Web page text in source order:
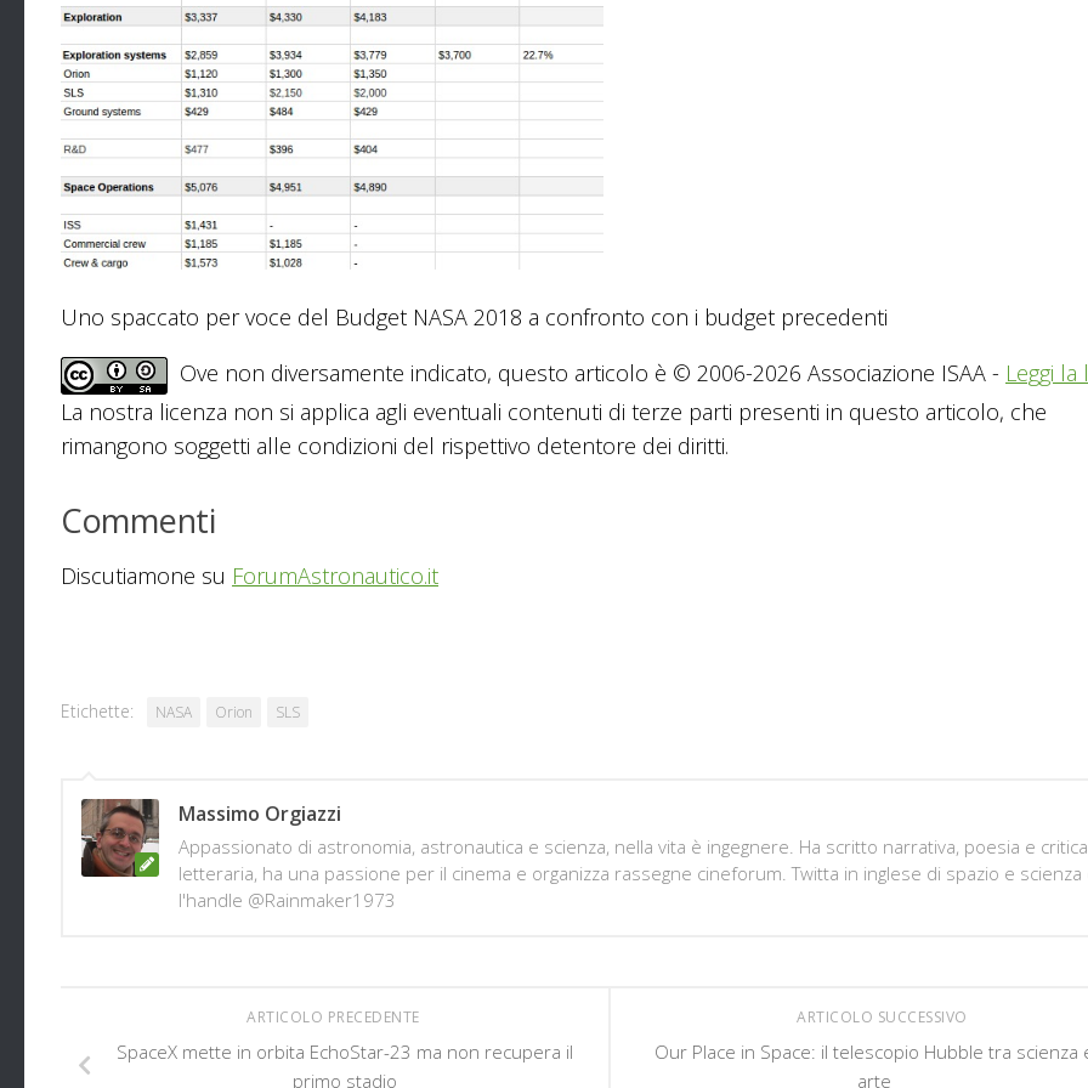
Uno spaccato per voce del Budget NASA 2018 a confronto con i budget precedenti
Ove non diversamente indicato, questo articolo è © 2006-2026 Associazione ISAA - Leggi la
La nostra licenza non si applica agli eventuali contenuti di terze parti presenti in questo articolo, che
rimangono soggetti alle condizioni del rispettivo detentore dei diritti.
Commenti
Discutiamone su ForumAstronautico.it
Etichette: NASA Orion SLS
Massimo Orgiazzi
Appassionato di astronomia, astronautica e scienza, nella vita è ingegnere. Ha scritto narrativa, poesia e critica
letteraria, ha una passione per il cinema e organizza rassegne cineforum. Twitta in inglese di spazio e scienza
l'handle @Rainmaker1973
ARTICOLO SUCCESSIVO
Our Place in Space: il telescopio Hubble tra scienza
arte
ARTICOLO PRECEDENTE
SpaceX mette in orbita EchoStar-23 ma non recupera il
primo stadio